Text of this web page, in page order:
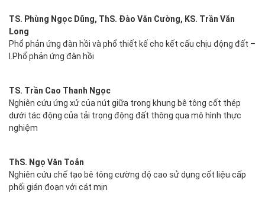
TS. Phùng Ngọc Dũng, ThS. Đào Văn Cường, KS. Trần Văn
Long
Phổ phản ứng đàn hồi và phổ thiết kế cho kết cấu chịu động đất –
I.Phổ phản ứng đàn hồi
TS. Trần Cao Thanh Ngọc
Nghiên cứu ứng xử của nút giữa trong khung bê tông cốt thép
dưới tác động của tải trọng động đất thông qua mô hình thực
nghiệm
ThS. Ngọ Văn Toản
Nghiên cứu chế tạo bê tông cường độ cao sử dụng cốt liệu cấp
phối gián đoạn với cát mịn